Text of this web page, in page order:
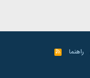
راهنما
R
S